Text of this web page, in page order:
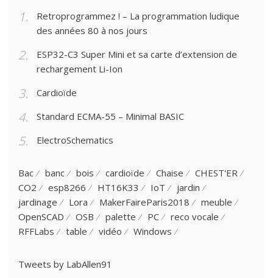
Retroprogrammez ! – La programmation ludique
des années 80 à nos jours
ESP32-C3 Super Mini et sa carte d’extension de
rechargement Li-Ion
Cardioïde
Standard ECMA-55 – Minimal BASIC
ElectroSchematics
Bac banc bois cardioïde Chaise
CHEST'ER
CO2
esp8266 HT16K33 IoT
jardin
jardinage
Lora MakerFaireParis2018
meuble
OpenSCAD
OSB palette PC
reco vocale
RFFLabs
table vidéo Windows
Tweets by LabAllen91